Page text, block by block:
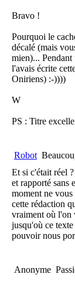
Bravo !
Pourquoi le
décalé (mais
mien)...
l'avais écrite
Oniriens) :-))))
W
PS : Titre
Robot
Et si c'était réel
et rapporté sans
moment ne
cette rédaction
vraiment où l'on
jusqu'où ce
pouvoir nous
Anonyme